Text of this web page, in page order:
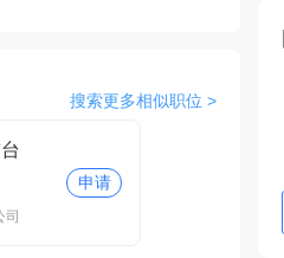
搜索更多相似职位 >
司
申请